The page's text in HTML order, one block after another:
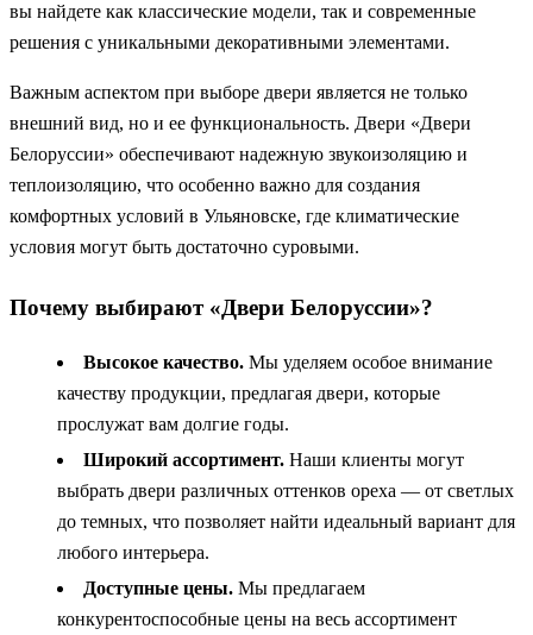
вы найдете как классические модели, так и современные
решения с уникальными декоративными элементами.
Важным аспектом при выборе двери является не только
внешний вид, но и ее функциональность. Двери «Двери
Белоруссии» обеспечивают надежную звукоизоляцию и
теплоизоляцию, что особенно важно для создания
комфортных условий в Ульяновске, где климатические
условия могут быть достаточно суровыми.
Почему выбирают «Двери Белоруссии»?
Высокое качество. Мы уделяем особое внимание
качеству продукции, предлагая двери, которые
прослужат вам долгие годы.
Широкий ассортимент. Наши клиенты могут
выбрать двери различных оттенков ореха — от светлых
до темных, что позволяет найти идеальный вариант для
любого интерьера.
Доступные цены. Мы предлагаем
конкурентоспособные цены на весь ассортимент